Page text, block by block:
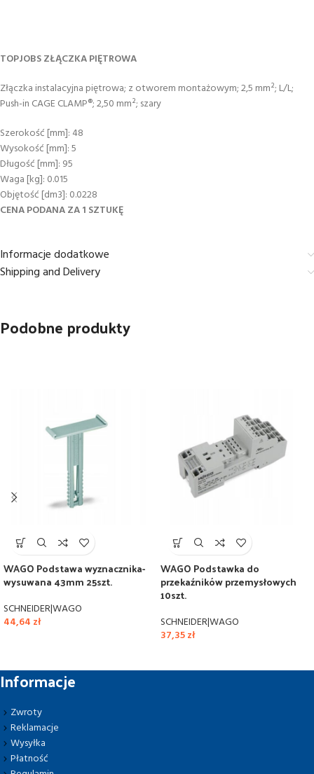
TOPJOBS ZŁĄCZKA PIĘTROWA
Złączka instalacyjna piętrowa; z otworem montażowym; 2,5 mm²; L/L;
Push-in CAGE CLAMP®; 2,50 mm²; szary
Szerokość [mm]: 48
Wysokość [mm]: 5
Długość [mm]: 95
Waga [kg]: 0.015
Objętość [dm3]: 0.0228
CENA PODANA ZA 1 SZTUKĘ
Informacje dodatkowe
Shipping and Delivery
Podobne produkty
WAGO Podstawa wyznacznika-
wysuwana 43mm 25szt.
SCHNEIDER|WAGO
44,64 zł
WAGO Podstawka do
przekaźników przemysłowych
10szt.
SCHNEIDER|WAGO
37,35zł
Informacje
Zwroty
Reklamacje
Wysyłka
Płatność